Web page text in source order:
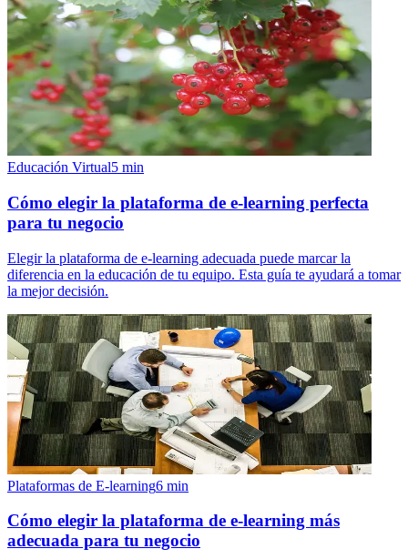
Educación Virtual5 min
Cómo elegir la plataforma de e-learning perfecta
para tu negocio
Elegir la plataforma de e-learning adecuada puede marcar la
diferencia en la educación de tu equipo. Esta guía te ayudará a tomar
la mejor decisión.
Plataformas de E-learning6 min
Cómo elegir la plataforma de e-learning más
adecuada para tu negocio